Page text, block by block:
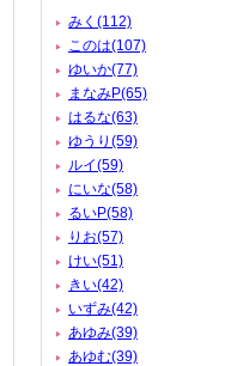
みく(112)
このは(107)
ゆいか(77)
まなみP(65)
はるな(63)
ゆうり(59)
ルイ(59)
にいな(58)
るいP(58)
りお(57)
けい(51)
きい(42)
いずみ(42)
あゆみ(39)
あゆむ(39)